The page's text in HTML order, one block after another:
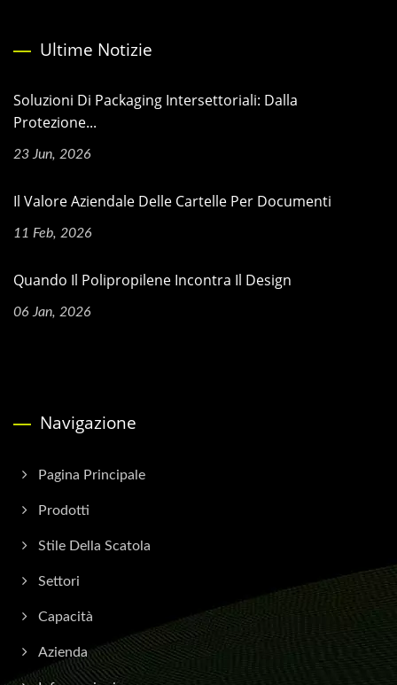
Ultime Notizie
Soluzioni Di Packaging Intersettoriali: Dalla
Protezione...
23 Jun, 2026
Il Valore Aziendale Delle Cartelle Per Documenti
11 Feb, 2026
Quando Il Polipropilene Incontra Il Design
06 Jan, 2026
Navigazione
Pagina Principale
Prodotti
Stile Della Scatola
Settori
Capacità
Azienda